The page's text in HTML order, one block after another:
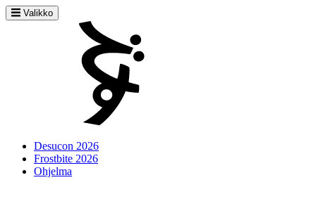
Valikko
Desucon 2026
Frostbite 2026
Ohjelma